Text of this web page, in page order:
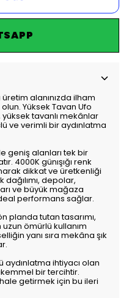
alanınızda ilham
Yüksek Tavan Ufo
yüksek tavanlı mekânlar
ve verimli bir aydınlatma
geniş alanları tek bir
4000K günışığı renk
dikkat ve üretkenliği
dağılımı, depolar,
ve büyük mağaza
performans sağlar.
planda tutan tasarımı,
ömürlü kullanım
yanı sıra mekâna şık
aydınlatma ihtiyacı olan
bir tercihtir.
getirmek için bu ileri